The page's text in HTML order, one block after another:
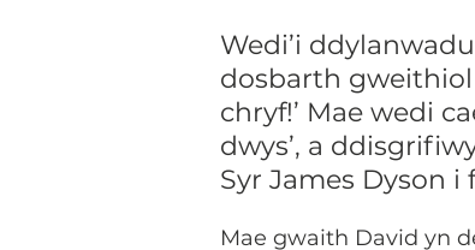
Wedi’i
dosbarth gweithiol
chryf!’ Mae wedi
dwys’, a
Syr James Dyson i
Mae gwaith David yn